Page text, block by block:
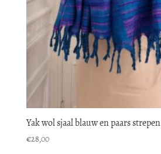
Yak wol sjaal blauw en paars strepen
€28,00